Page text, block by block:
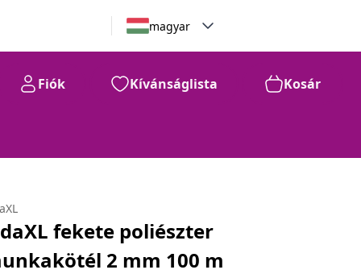
magyar
Fiók Kívánságlista Kosár
fekete poliészter
2 mm 100 m